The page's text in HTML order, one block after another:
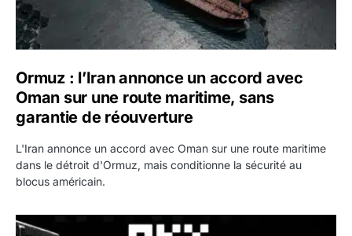
Ormuz : l’Iran annonce un accord avec
Oman sur une route maritime, sans
garantie de réouverture
L'Iran annonce un accord avec Oman sur une route maritime
dans le détroit d'Ormuz, mais conditionne la sécurité au
blocus américain.
OKX relance une campagne Deposit Bonus : jusqu’à 5